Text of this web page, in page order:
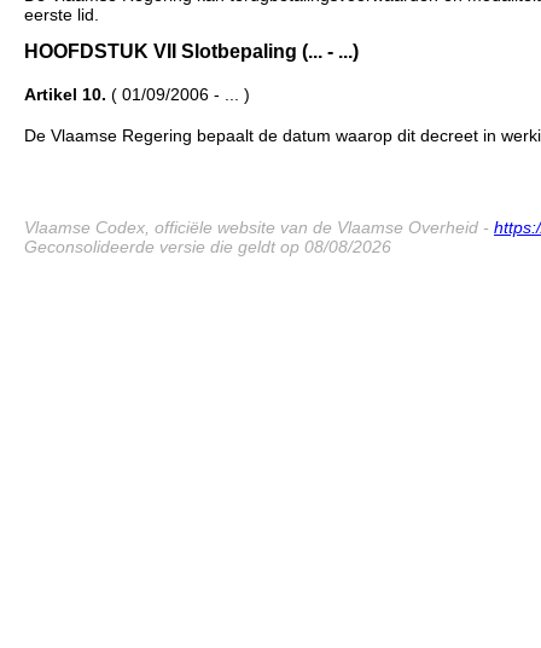
eerste lid.
HOOFDSTUK VII Slotbepaling (... - ...)
Artikel 10. ( 01/09/2006 - ... )
De Vlaamse Regering bepaalt de datum waarop dit decreet in
Vlaamse Codex, officiële website van de Vlaamse Overheid -
Geconsolideerde versie die geldt op 08/08/2026